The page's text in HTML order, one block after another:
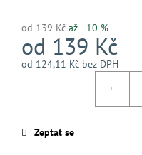
od 139 Kč až –10 %
od 139 Kč
od 124,11 Kč bez DPH
Zeptat se